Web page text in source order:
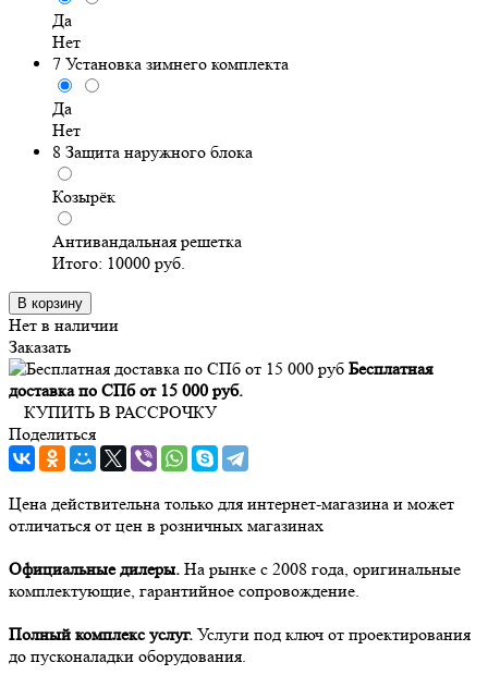
Да
Нет
7 Установка зимнего комплекта
Да
Нет
8 Защита наружного блока
Козырёк
Антивандальная решетка
Итого: 10000 руб.
В корзину
Нет в наличии
Заказать
Бесплатная
доставка по СПб от 15 000 руб.
КУПИТЬ В РАССРОЧКУ
Поделиться
Цена действительна только для интернет-магазина и может
отличаться от цен в розничных магазинах
Официальные дилеры. На рынке с 2008 года, оригинальные
комплектующие, гарантийное сопровождение.
Полный комплекс услуг. Услуги под ключ от проектирования
до пусконаладки оборудования.